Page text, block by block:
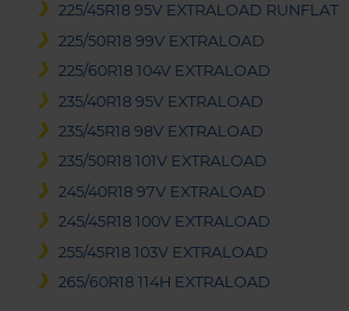
225/45R18 95V EXTRALOAD RUNFLAT
225/50R18 99V EXTRALOAD
225/60R18 104V EXTRALOAD
235/40R18 95V EXTRALOAD
235/45R18 98V EXTRALOAD
235/50R18 101V EXTRALOAD
245/40R18 97V EXTRALOAD
245/45R18 100V EXTRALOAD
255/45R18 103V EXTRALOAD
265/60R18 114H EXTRALOAD